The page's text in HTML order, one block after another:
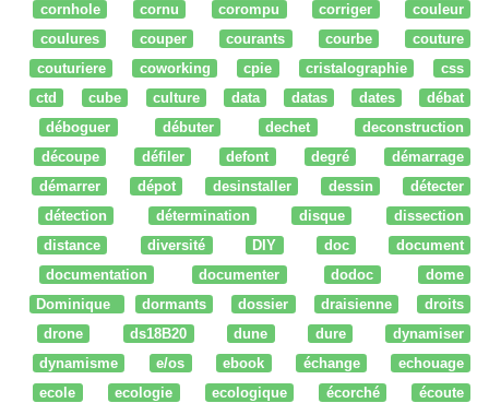
cornhole
cornu corompu corriger
couleur
coulures
couper courants courbe
couture
couturiere
coworking cpie cristalographie
css
ctd
cube culture data datas dates
débat
déboguer
débuter dechet
deconstruction
découpe
défiler defont degré
démarrage
démarrer
dépot desinstaller dessin
détecter
détection
détermination disque
dissection
distance
diversité DIY doc
document
documentation
documenter dodoc
dome
Dominique
dormants dossier draisienne
droits
drone
ds18B20 dune dure
dynamiser
dynamisme
e/os ebook échange
echouage
ecole
ecologie ecologique écorché
écoute